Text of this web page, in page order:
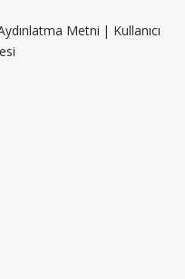
Metni | Kullanıcı